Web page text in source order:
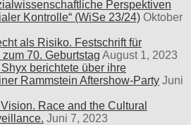
Perspektiven
Kontrolle“ (WiSe 23/24) Oktober
als Risiko. Festschrift für
70. Geburtstag August 1, 2023
berichtete über ihre
Rammstein Aftershow-Party Juni
Race and the Cultural
Juni 7, 2023